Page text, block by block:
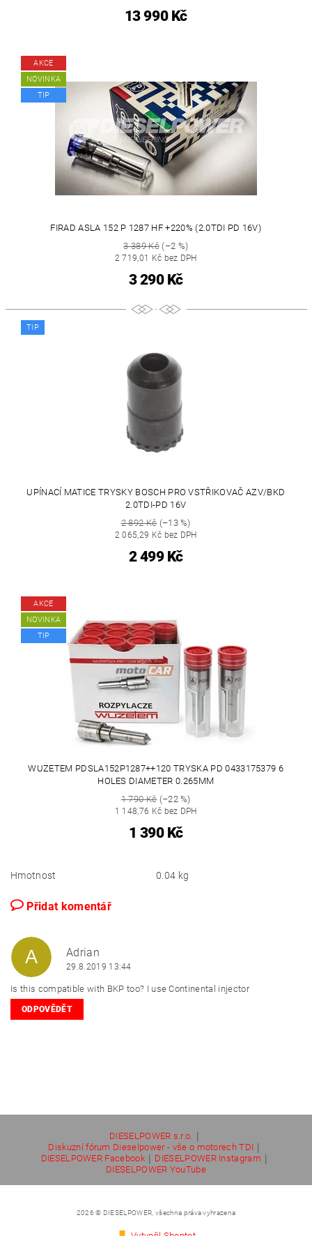
13 990 Kč
AKCE
NOVINKA
TIP
FIRAD ASLA 152 P 1287 HF +220% (2.0TDI PD 16V)
3 389 Kč(–2 %)
2 719,01 Kč bez DPH
3 290 Kč
TIP
UPÍNACÍ MATICE TRYSKY BOSCH PRO VSTŘIKOVAČ AZV/BKD
2.0TDI-PD 16V
2 892 Kč(–13 %)
2 065,29 Kč bez DPH
2 499 Kč
AKCE
NOVINKA
TIP
WUZETEM PDSLA152P1287++120 TRYSKA PD 0433175379 6
HOLES DIAMETER 0.265MM
1 790 Kč(–22 %)
1 148,76 Kč bez DPH
1 390 Kč
Hmotnost 0.04 kg
Přidat komentář
A Adrian
29.8.2019 13:44
Is this compatible with BKP too? I use Continental injector
ODPOVĚDĚT
DIESELPOWER s.r.o. |
Diskuzní fórum Dieselpower - vše o motorech TDI |
DIESELPOWER Facebook | DIESELPOWER Instagram |
DIESELPOWER YouTube
2026 © DIESELPOWER, všechna práva vyhrazena